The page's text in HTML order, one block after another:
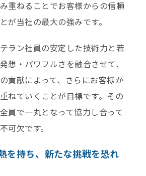
重ねることでお客様からの信頼
が当社の最大の強みです。
ラン社員の安定した技術力と若
想・パワフルさを融合させて、
貢献によって、さらにお客様か
ねていくことが目標です。その
員で一丸となって協力し合って
可欠です。
を持ち、新たな挑戦を恐れ